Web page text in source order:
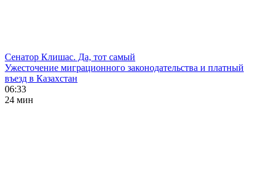
Сенатор Клишас. Да, тот самый
Ужесточение миграционного законодательства и платный
въезд в Казахстан
06:33
24 мин